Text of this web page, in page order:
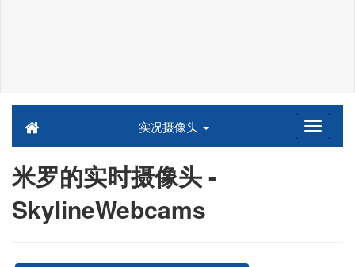
实况摄像头
米罗的实时摄像头 -
SkylineWebcams